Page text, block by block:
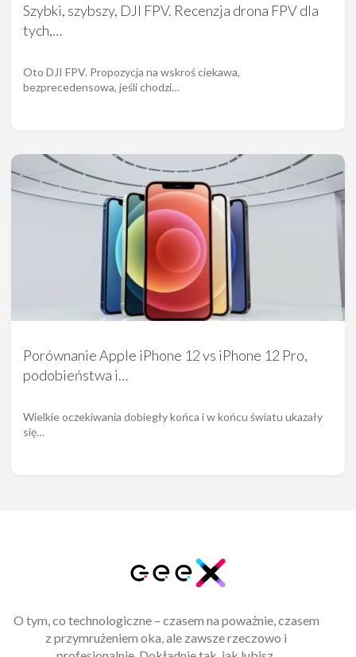
Szybki, szybszy, DJI FPV. Recenzja drona FPV dla
tych,…
Oto DJI FPV. Propozycja na wskroś ciekawa,
bezprecedensowa, jeśli chodzi…
Porównanie Apple iPhone 12 vs iPhone 12 Pro,
podobieństwa i…
Wielkie oczekiwania dobiegły końca i w końcu światu ukazały
się…
O tym, co technologiczne – czasem na poważnie, czasem
z przymrużeniem oka, ale zawsze rzeczowo i